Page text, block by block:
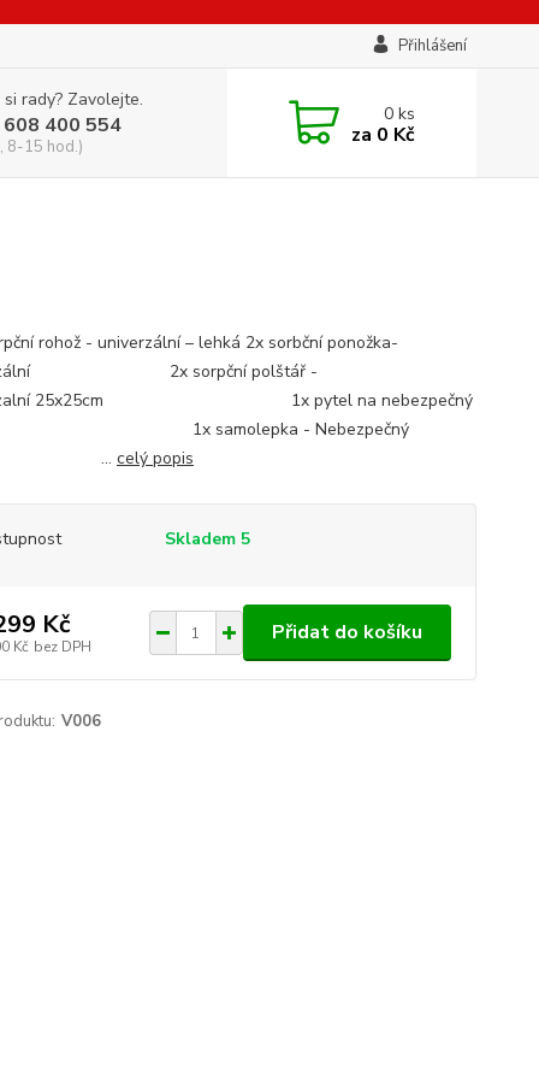
Přihlášení
rady? Zavolejte.
400 554
8-15 hod.)
0ks
za 0 Kč
rohož - univerzální – lehká 2x sorbční ponožka-
2x sorpční polštář -
25x25cm 1x pytel na nebezpečný
1x samolepka - Nebezpečný
... celý popis
Skladem 5
Kč
Kč bez DPH
Přidat do košíku
V006